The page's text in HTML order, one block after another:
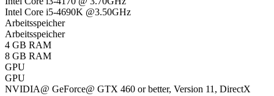
Intel Core i5-4690K @3.50GHz
Arbeitsspeicher
Arbeitsspeicher
4 GB RAM
8 GB RAM
GPU
GPU
NVIDIA@ GeForce@ GTX 460 or better, Version 11, DirectX